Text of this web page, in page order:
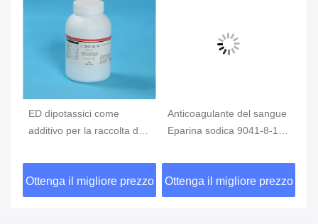
ED dipotassici come
additivo per la raccolta del
degli ed
Ottenga il migliore prezzo
Anticoagulante del sangue
Eparina sodica 9041-8-1
prelievo di sangue
Ottenga il migliore prezzo